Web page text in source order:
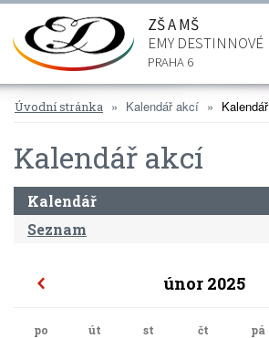
ZŠ A MŠ
EMY DESTINNOVÉ
PRAHA 6
Úvodní stránka Kalendář akcí Kalendář
Kalendář akcí
Kalendář
Seznam
únor 2025
po út st čt pá